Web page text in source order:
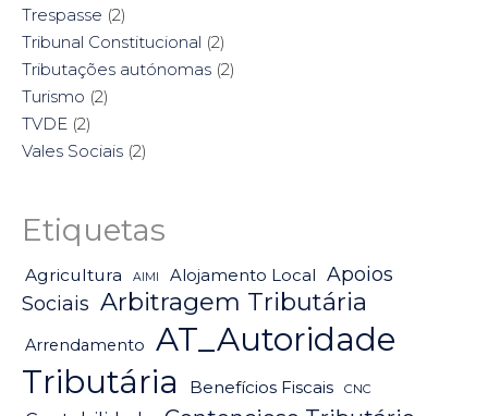
Trespasse (2)
Tribunal Constitucional (2)
Tributações autónomas (2)
Turismo (2)
TVDE (2)
Vales Sociais (2)
Etiquetas
Agricultura AIMI Alojamento Local
Apoios
Sociais Arbitragem Tributária
Arrendamento
AT_Autoridade
Tributária
Benefícios Fiscais CNC